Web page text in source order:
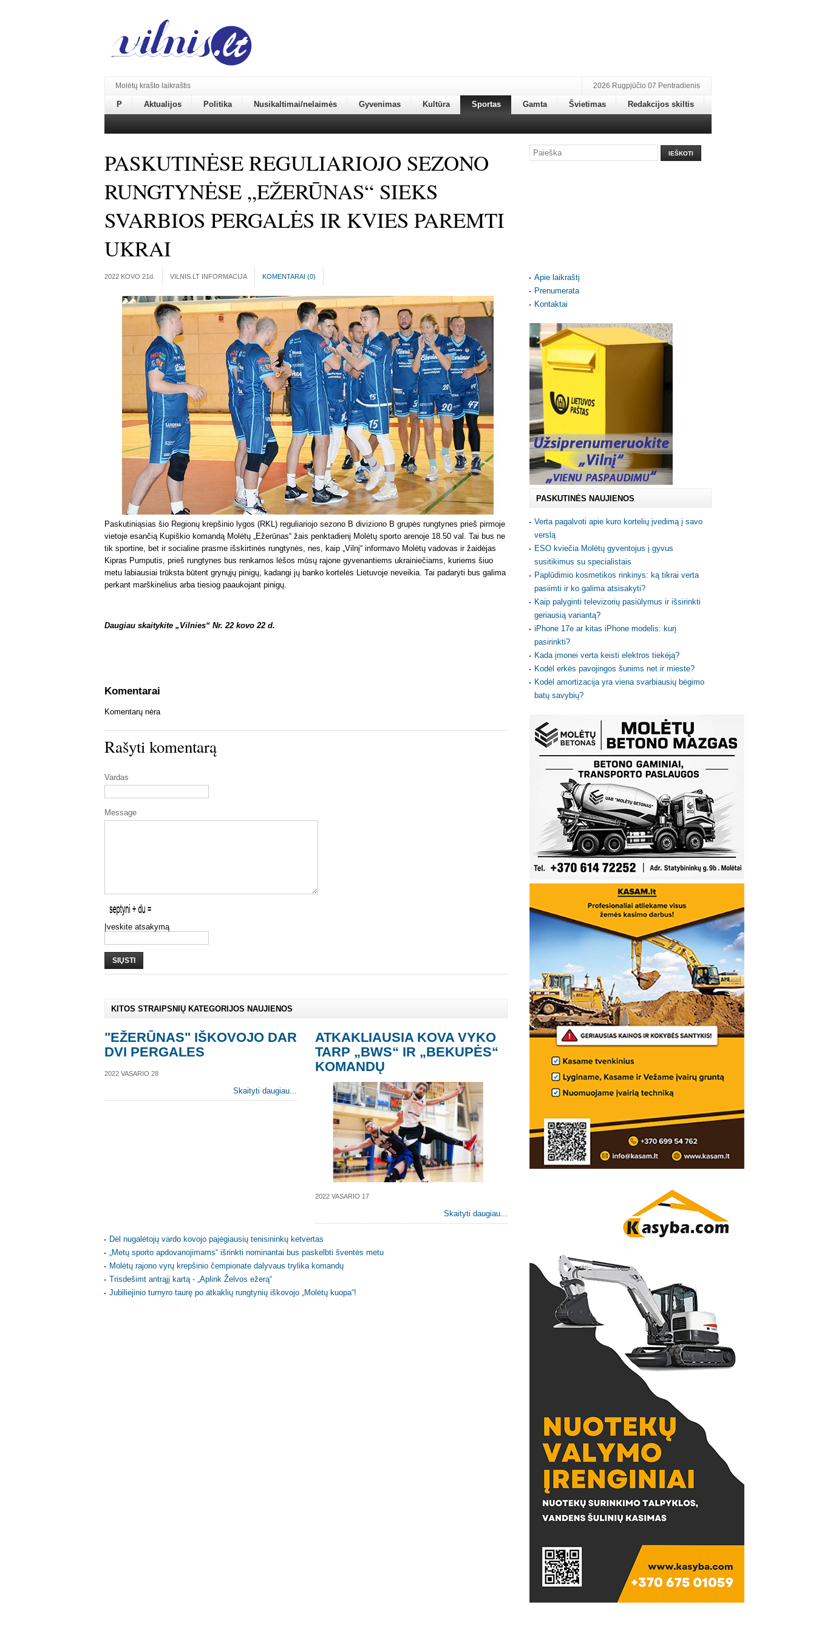
Molėtų krašto laikraštis 2026 Rugpjūčio 07 Pentradienis
P Aktualijos Politika Nusikaltimai/nelaimės Gyvenimas Kultūra Sportas Gamta Švietimas Redakcijos skiltis
PASKUTINĖSE REGULIARIOJO SEZONO
RUNGTYNĖSE „EŽERŪNAS“ SIEKS
SVARBIOS PERGALĖS IR KVIES PAREMTI
UKRAI
2022 KOVO 21d. VILNIS.LT INFORMACIJA KOMENTARAI (0)
Paskutiniąsias šio Regionų krepšinio lygos (RKL) reguliariojo sezono B diviziono B grupės rungtynes prieš pirmoje
vietoje esančią Kupiškio komandą Molėtų „Ežerūnas“ žais penktadienį Molėtų sporto arenoje 18.50 val. Tai bus ne
tik sportine, bet ir socialine prasme išskirtinės rungtynės, nes, kaip „Vilnį“ informavo Molėtų vadovas ir žaidėjas
Kipras Pumputis, prieš rungtynes bus renkamos lėšos mūsų rajone gyvenantiems ukrainiečiams, kuriems šiuo
metu labiausiai trūksta būtent grynųjų pinigų, kadangi jų banko kortelės Lietuvoje neveikia. Tai padaryti bus galima
perkant marškinėlius arba tiesiog paaukojant pinigų.
Daugiau skaitykite „Vilnies“ Nr. 22 kovo 22 d.
Komentarai
Komentarų nėra
Rašyti komentarą
Vardas
Message
Įveskite atsakymą
SIŲSTI
KITOS STRAIPSNIŲ KATEGORIJOS NAUJIENOS
"EŽERŪNAS" IŠKOVOJO DAR
DVI PERGALES
2022 VASARIO 28
Skaityti daugiau...
ATKAKLIAUSIA KOVA VYKO
TARP „BWS“ IR „BEKUPĖS“
KOMANDŲ
2022 VASARIO 17
Skaityti daugiau...
Dėl nugalėtojų vardo kovojo pajėgiausių tenisininkų ketvertas
„Metų sporto apdovanojimams“ išrinkti nominantai bus paskelbti šventės metu
Molėtų rajono vyrų krepšinio čempionate dalyvaus trylika komandų
Trisdešimt antrąjį kartą - „Aplink Želvos ežerą“
Jubiliejinio turnyro taurę po atkaklių rungtynių iškovojo „Molėtų kuopa“!
Apie laikraštį
Prenumerata
Kontaktai
PASKUTINĖS NAUJIENOS
Verta pagalvoti apie kuro kortelių įvedimą į savo
verslą
ESO kviečia Molėtų gyventojus į gyvus
susitikimus su specialistais
Paplūdimio kosmetikos rinkinys: ką tikrai verta
pasiimti ir ko galima atsisakyti?
Kaip palyginti televizorių pasiūlymus ir išsirinkti
geriausią variantą?
iPhone 17e ar kitas iPhone modelis: kurį
pasirinkti?
Kada įmonei verta keisti elektros tiekėją?
Kodėl erkės pavojingos šunims net ir mieste?
Kodėl amortizacija yra viena svarbiausių bėgimo
batų savybių?